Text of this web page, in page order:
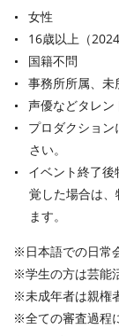
⼥性
16歳以上（
国籍不問
事務所所属、
声優などタレ
プロダクショ
さい。
イベント終了
覚した場合は
ます。
※⽇本語での⽇常
※学⽣の⽅は芸能
※未成年者は親権
※全ての審査過程